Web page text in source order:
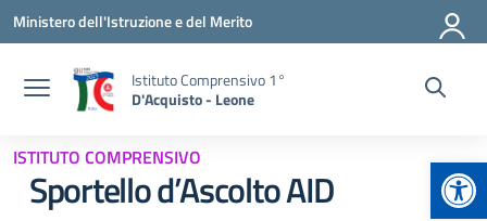
Vai ai contenuti
Vai al menu di navigazione
Vai al footer
Ministero dell'Istruzione e del Merito
Istituto Comprensivo 1°
D'Acquisto - Leone
ISTITUTO COMPRENSIVO
Sportello d’Ascolto AID